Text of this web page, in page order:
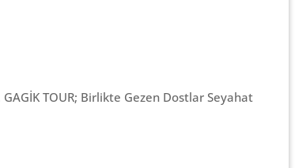
TOUR; Birlikte Gezen Dostlar Seyahat